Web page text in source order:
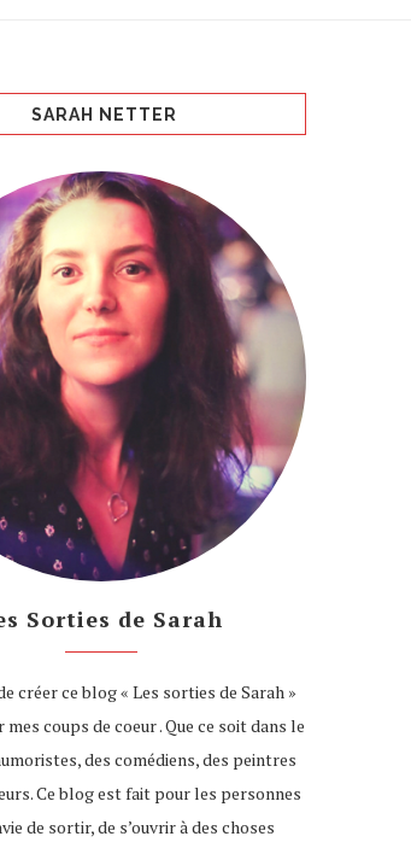
SARAH NETTER
Sorties de Sarah
créer ce blog « Les sorties de Sarah »
coups de coeur . Que ce soit dans le
des comédiens, des peintres
Ce blog est fait pour les personnes
de sortir, de s’ouvrir à des choses